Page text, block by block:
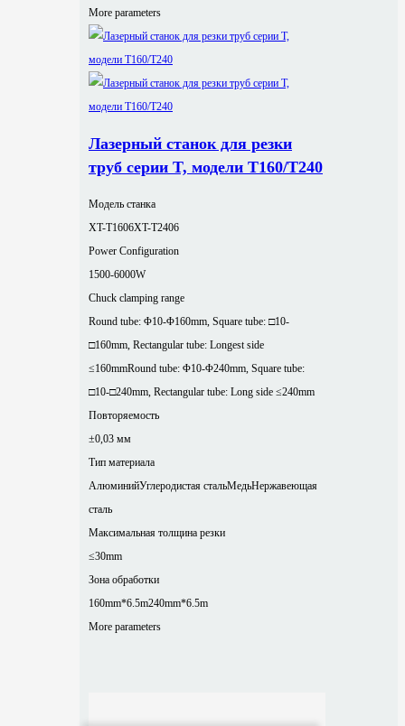
More parameters
Лазерный станок для резки
труб серии T, модели T160/T240
Модель станка
XT-T1606XT-T2406
Power Configuration
1500-6000W
Chuck clamping range
Round tube: Φ10-Φ160mm, Square tube: □10-
□160mm, Rectangular tube: Longest side
≤160mmRound tube: Φ10-Φ240mm, Square tube:
□10-□240mm, Rectangular tube: Long side ≤240mm
Повторяемость
±0,03 мм
Тип материала
АлюминийУглеродистая стальМедьНержавеющая
сталь
Максимальная толщина резки
≤30mm
Зона обработки
160mm*6.5m240mm*6.5m
More parameters